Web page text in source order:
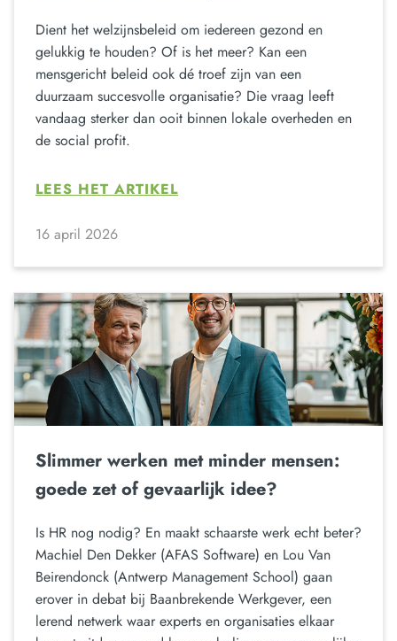
Dient het welzijnsbeleid om iedereen gezond en
gelukkig te houden? Of is het meer? Kan een
mensgericht beleid ook dé troef zijn van een
duurzaam succesvolle organisatie? Die vraag leeft
vandaag sterker dan ooit binnen lokale overheden en
de social profit.
LEES HET ARTIKEL
16 april 2026
Slimmer werken met minder mensen:
goede zet of gevaarlijk idee?
Is HR nog nodig? En maakt schaarste werk echt beter?
Machiel Den Dekker (AFAS Software) en Lou Van
Beirendonck (Antwerp Management School) gaan
erover in debat bij Baanbrekende Werkgever, een
lerend netwerk waar experts en organisaties elkaar